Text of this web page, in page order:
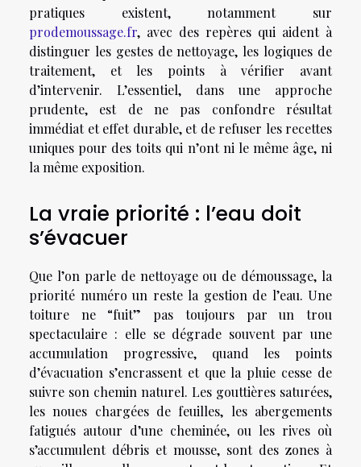
pratiques existent, notamment sur
prodemoussage.fr, avec des repères qui aident à
distinguer les gestes de nettoyage, les logiques de
traitement, et les points à vérifier avant
d’intervenir. L’essentiel, dans une approche
prudente, est de ne pas confondre résultat
immédiat et effet durable, et de refuser les recettes
uniques pour des toits qui n’ont ni le même âge, ni
la même exposition.
La vraie priorité : l’eau doit
s’évacuer
Que l’on parle de nettoyage ou de démoussage, la
priorité numéro un reste la gestion de l’eau. Une
toiture ne “fuit” pas toujours par un trou
spectaculaire : elle se dégrade souvent par une
accumulation progressive, quand les points
d’évacuation s’encrassent et que la pluie cesse de
suivre son chemin naturel. Les gouttières saturées,
les noues chargées de feuilles, les abergements
fatigués autour d’une cheminée, ou les rives où
s’accumulent débris et mousse, sont des zones à